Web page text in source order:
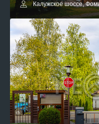
Калужское шоссе,